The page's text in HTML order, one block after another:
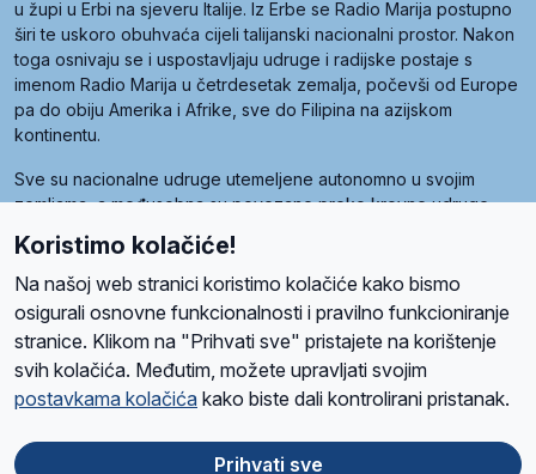
u župi u Erbi na sjeveru Italije. Iz Erbe se Radio Marija postupno
širi te uskoro obuhvaća cijeli talijanski nacionalni prostor. Nakon
toga osnivaju se i uspostavljaju udruge i radijske postaje s
imenom Radio Marija u četrdesetak zemalja, počevši od Europe
pa do obiju Amerika i Afrike, sve do Filipina na azijskom
kontinentu.
Sve su nacionalne udruge utemeljene autonomno u svojim
zemljama, a međusobna su povezane preko krovne udruge
Radio Maria). Svjetsku obitelj utemeljilo je sedam članica, među
kojima je i hrvatska Udruga Radio Marija.
O namaRadio ProgramVolonteriPrijateljiKontaktPravila privatnosti
Ova stranica je zaštićena Google reCAPTCHA sustavom
Koristimo kolačiće!
Na našoj web stranici koristimo kolačiće kako bismo
osigurali osnovne funkcionalnosti i pravilno funkcioniranje
stranice. Klikom na "Prihvati sve" pristajete na korištenje
svih kolačića. Međutim, možete upravljati svojim
postavkama kolačića kako biste dali kontrolirani pristanak.
Prihvati sve